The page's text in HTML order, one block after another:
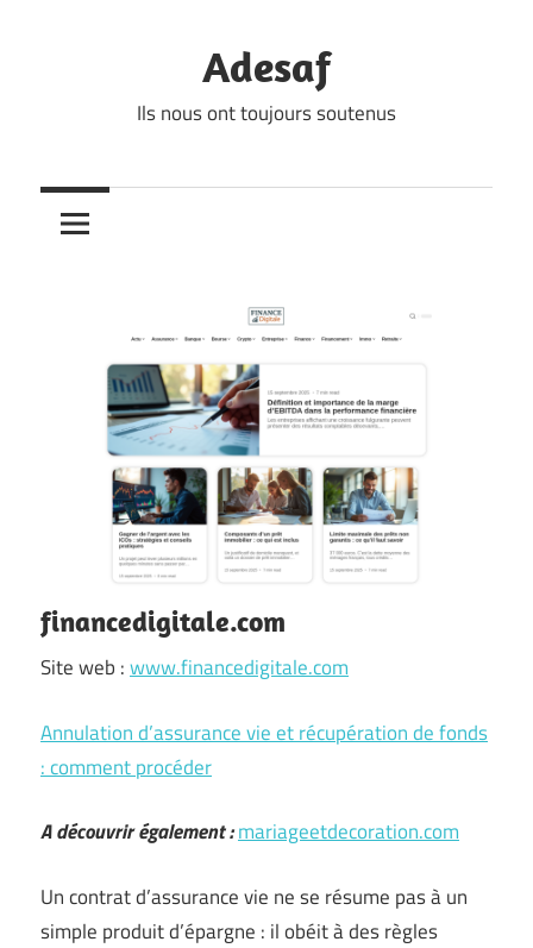
Adesaf
Ils nous ont toujours soutenus
financedigitale.com
Site web :www.financedigitale.com
Annulation d’assurance vie et récupération de fonds
: comment procéder
A découvrir également :mariageetdecoration.com
Un contrat d’assurance vie ne se résume pas à un
simple produit d’épargne : il obéit à des règles